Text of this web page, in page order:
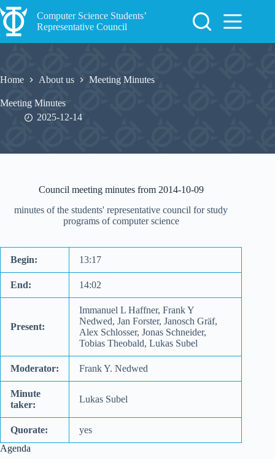
Skip
to
content
Computer Science Students’
Representative Council
Home About us Meeting Minutes
Meeting Minutes
2025-12-14
Council meeting minutes from 2014-10-09
minutes of the students' representative council for study
programs of computer science
Begin: 13:17
End: 14:02
Present:
Immanuel L Haffner, Frank Y
Nedwed, Jan Forster, Janosch Gräf,
Alex Schlosser, Jonas Schneider,
Tobias Theobald, Lukas Subel
Moderator: Frank Y. Nedwed
Minute
taker:
Lukas Subel
Quorate:
yes
Agenda